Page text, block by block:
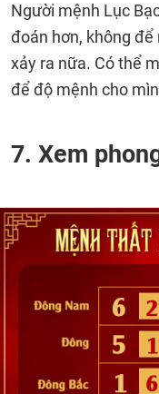
Người mệnh Lục
đoán hơn, không
xảy ra nữa. Có thể
để độ mệnh cho
7. Xem